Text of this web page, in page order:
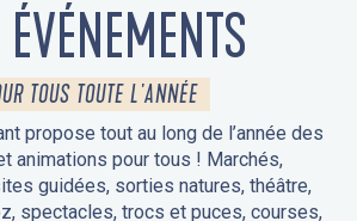
TOUS TOUTE L'ANNÉE
propose tout au long de l’année des
animations pour tous ! Marchés,
guidées, sorties natures, théâtre,
spectacles, trocs et puces, courses,